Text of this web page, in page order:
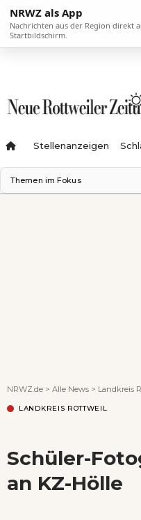
NRWZ als App
Nachrichten aus der Region direkt
Startbildschirm.
Stellenanzeigen
Themen im Fokus
NRWZ.de > Alle News > Landkreis
LANDKREIS ROTTWEIL
Schüler-
an KZ-Hölle